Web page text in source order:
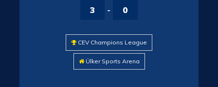
3 - 0
CEV Champions League
Ülker Sports Arena